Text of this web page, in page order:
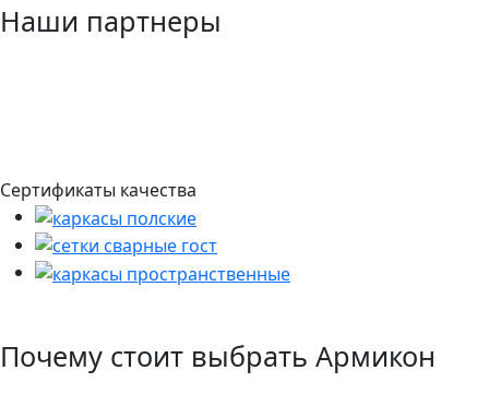
Наши партнеры
Сертификаты качества
Почему стоит выбрать Армикон